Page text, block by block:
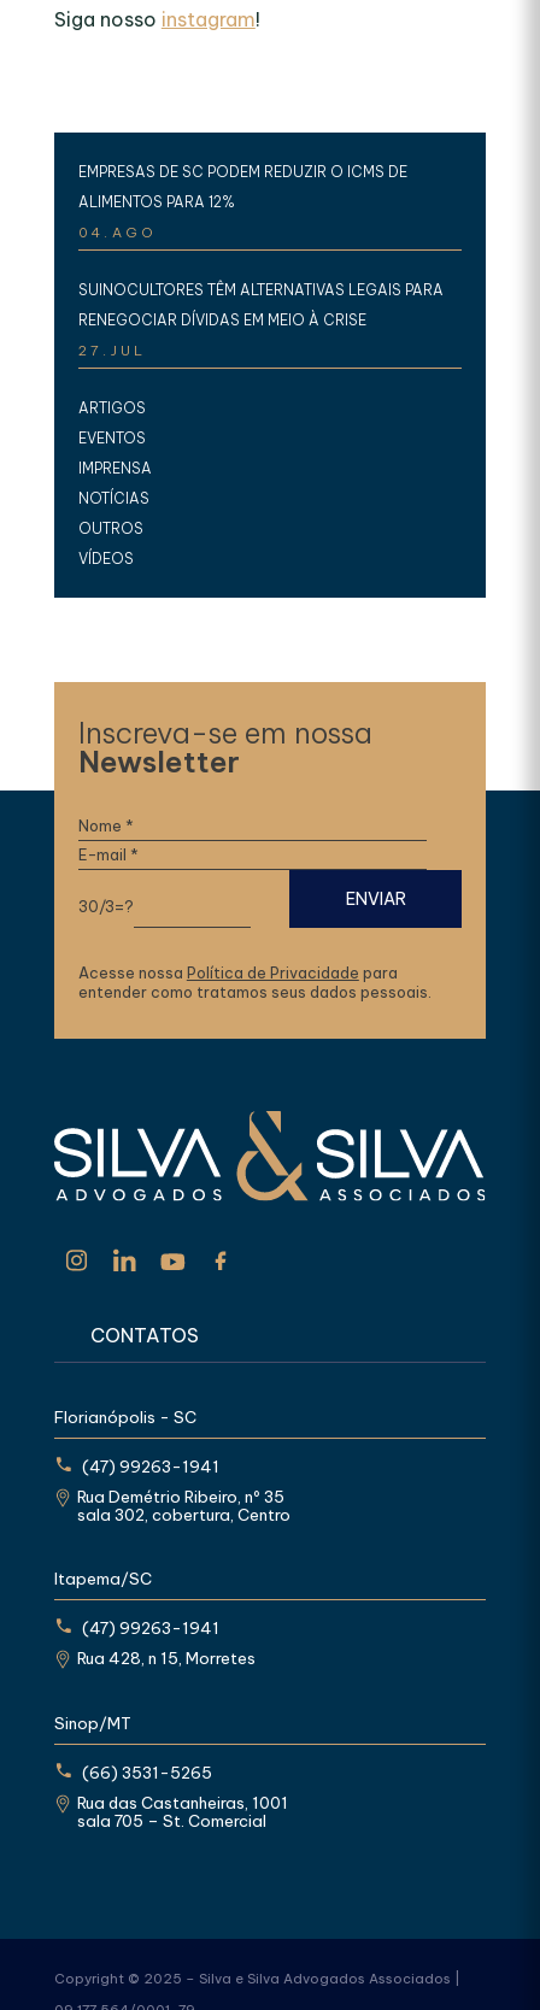
Siga nosso instagram!
EMPRESAS DE SC PODEM REDUZIR O ICMS DE
ALIMENTOS PARA 12%
04.AGO
SUINOCULTORES TÊM ALTERNATIVAS LEGAIS PARA
RENEGOCIAR DÍVIDAS EM MEIO À CRISE
27.JUL
ARTIGOS
EVENTOS
IMPRENSA
NOTÍCIAS
OUTROS
VÍDEOS
Inscreva-se em nossa
Newsletter
30/3=?
Acesse nossa Política de Privacidade para
entender como tratamos seus dados pessoais.
CONTATOS
Florianópolis - SC
(47) 99263-1941
Rua Demétrio Ribeiro, nº 35
sala 302, cobertura, Centro
Itapema/SC
(47) 99263-1941
Rua 428, n 15, Morretes
Sinop/MT
(66) 3531-5265
Rua das Castanheiras, 1001
sala 705 – St. Comercial
Copyright © 2025 – Silva e Silva Advogados Associados |